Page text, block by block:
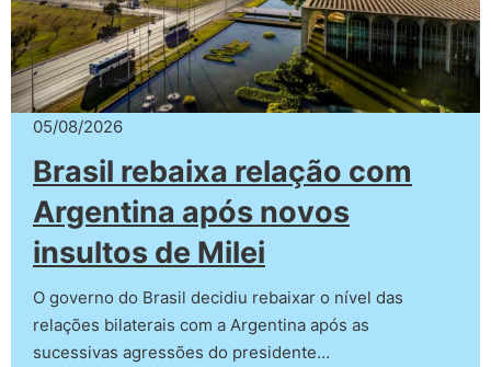
05/08/2026
Brasil rebaixa relação com
Argentina após novos
insultos de Milei
O governo do Brasil decidiu rebaixar o nível das
relações bilaterais com a Argentina após as
sucessivas agressões do presidente…